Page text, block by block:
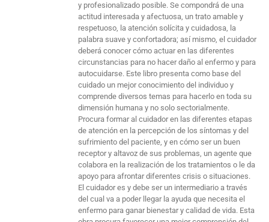
y profesionalizado posible. Se compondrá de una
actitud interesada y afectuosa, un trato amable y
respetuoso, la atención solícita y cuidadosa, la
palabra suave y confortadora; así mismo, el cuidador
deberá conocer cómo actuar en las diferentes
circunstancias para no hacer daño al enfermo y para
autocuidarse. Este libro presenta como base del
cuidado un mejor conocimiento del individuo y
comprende diversos temas para hacerlo en toda su
dimensión humana y no solo sectorialmente.
Procura formar al cuidador en las diferentes etapas
de atención en la percepción de los síntomas y del
sufrimiento del paciente, y en cómo ser un buen
receptor y altavoz de sus problemas, un agente que
colabora en la realización de los tratamientos o le da
apoyo para afrontar diferentes crisis o situaciones.
El cuidador es y debe ser un intermediario a través
del cual va a poder llegar la ayuda que necesita el
enfermo para ganar bienestar y calidad de vida. Esta